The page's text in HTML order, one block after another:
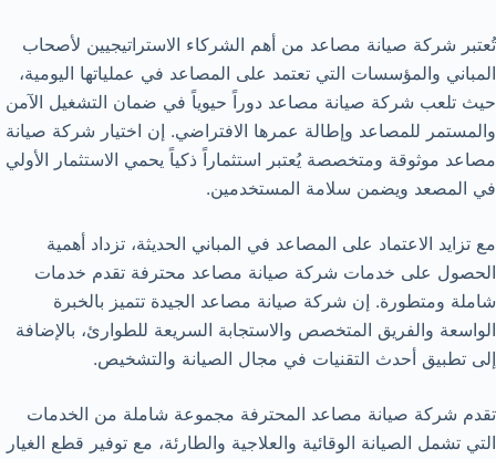
تُعتبر شركة صيانة مصاعد من أهم الشركاء الاستراتيجيين لأصحاب
المباني والمؤسسات التي تعتمد على المصاعد في عملياتها اليومية،
حيث تلعب شركة صيانة مصاعد دوراً حيوياً في ضمان التشغيل الآمن
والمستمر للمصاعد وإطالة عمرها الافتراضي. إن اختيار شركة صيانة
مصاعد موثوقة ومتخصصة يُعتبر استثماراً ذكياً يحمي الاستثمار الأولي
في المصعد ويضمن سلامة المستخدمين.
مع تزايد الاعتماد على المصاعد في المباني الحديثة، تزداد أهمية
الحصول على خدمات شركة صيانة مصاعد محترفة تقدم خدمات
شاملة ومتطورة. إن شركة صيانة مصاعد الجيدة تتميز بالخبرة
الواسعة والفريق المتخصص والاستجابة السريعة للطوارئ، بالإضافة
إلى تطبيق أحدث التقنيات في مجال الصيانة والتشخيص.
تقدم شركة صيانة مصاعد المحترفة مجموعة شاملة من الخدمات
التي تشمل الصيانة الوقائية والعلاجية والطارئة، مع توفير قطع الغيار